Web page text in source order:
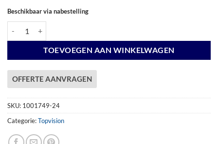
Beschikbaar via nabestelling
TOEVOEGEN AAN WINKELWAGEN
OFFERTE AANVRAGEN
SKU: 1001749-24
Categorie:Topvision